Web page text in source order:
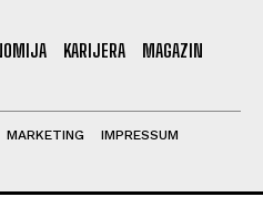
KARIJERA
MAGAZIN
MARKETING
IMPRESSUM